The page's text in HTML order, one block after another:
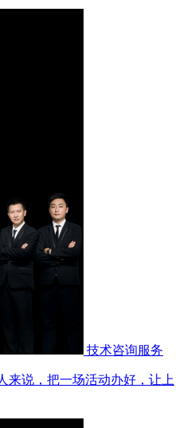
技术咨询服务
来说，把一场活动办好，让上